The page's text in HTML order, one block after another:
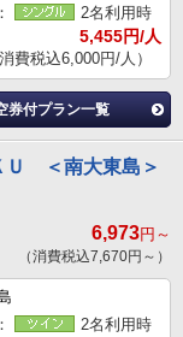
2名利用時
5,455円/人
消費税込6,000円/人）
券付プラン一覧
＜南大東島＞
6,973円～
（消費税込7,670円～）
2名利用時